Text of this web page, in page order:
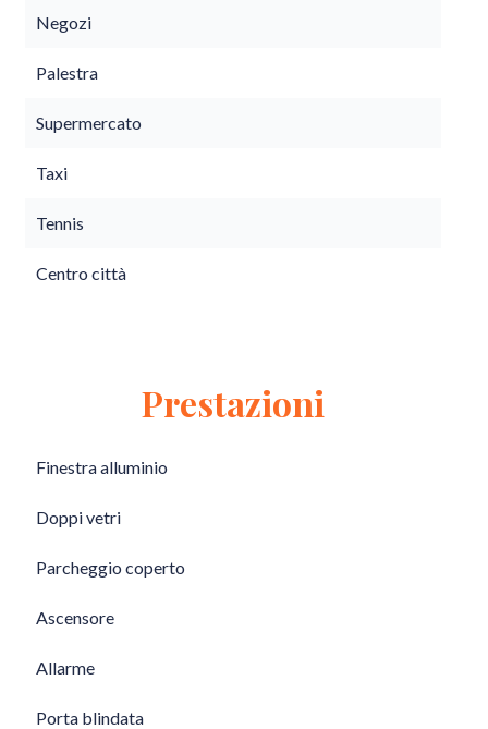
Negozi
Palestra
Supermercato
Taxi
Tennis
Centro città
Prestazioni
Finestra alluminio
Doppi vetri
Parcheggio coperto
Ascensore
Allarme
Porta blindata